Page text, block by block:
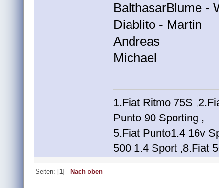
BalthasarBlume -
Diablito - Martin
Andreas
Michael
1.Fiat Ritmo 75S
Punto 90 Sporting ,
5.Fiat Punto1.4 16v
500 1.4 Sport ,8.Fiat
Seiten: [1] Nach oben